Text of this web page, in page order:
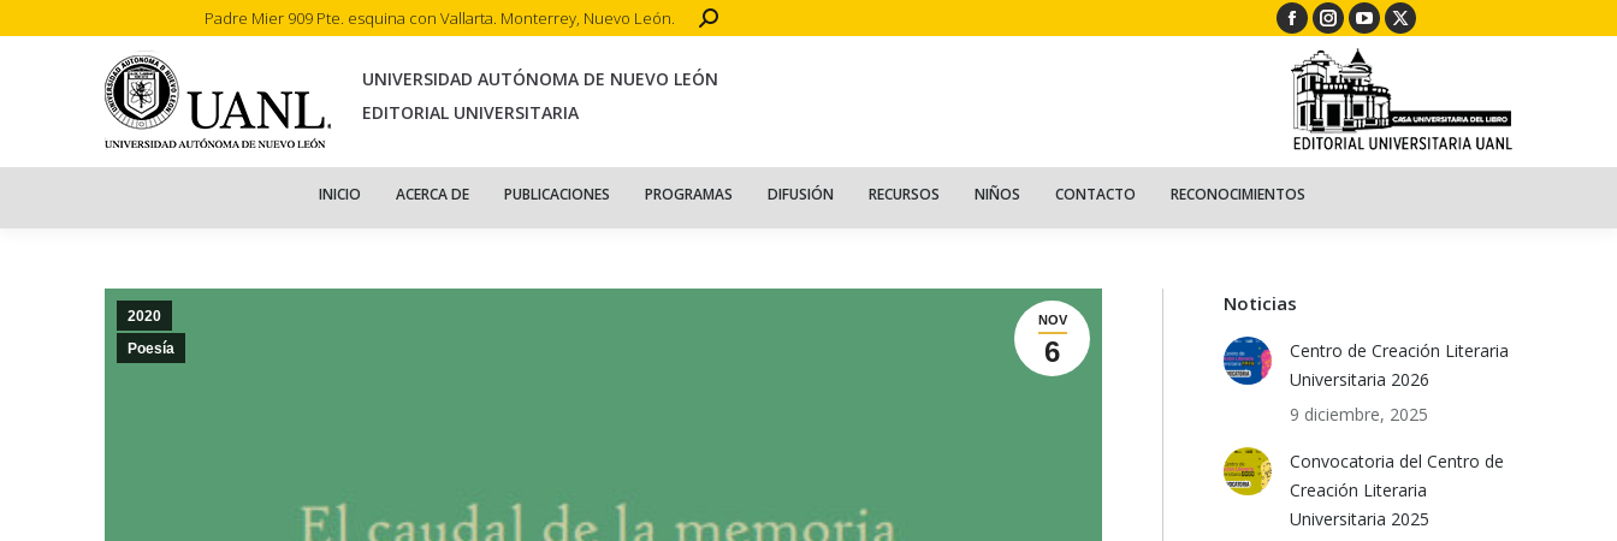
Padre Mier 909 Pte. esquina con Vallarta. Monterrey, Nuevo León. Search:
Facebook
page
opens
in
new
window
Instagram
page
opens
in
new
YouTube
page
opens
in
new
X
in
new
UNIVERSIDAD AUTÓNOMA DE NUEVO LEÓN
EDITORIAL UNIVERSITARIA
INICIO ACERCA DE PUBLICACIONES PROGRAMAS DIFUSIÓN RECURSOS NIÑOS CONTACTO RECONOCIMIENTOS
NOV
6
2020
Poesía
Noticias
Centro de Creación Literaria
Universitaria 2026
9 diciembre, 2025
Convocatoria del Centro de
Creación Literaria
Universitaria 2025
INICIO ACERCA DE PUBLICACIONES PROGRAMAS DIFUSIÓN RECURSOS NIÑOS CONTACTO RECONOCIMIENTOS